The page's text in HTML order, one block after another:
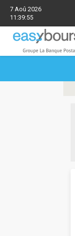
7 Aoû 2026
11:39:55